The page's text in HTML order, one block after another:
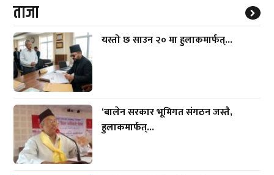
ताजा
यस्तो छ साउन २० मा हुलाकमार्फत्...
‘बालेन सरकार भूमिगत संगठन जस्तै,
हुलाकमार्फत्...